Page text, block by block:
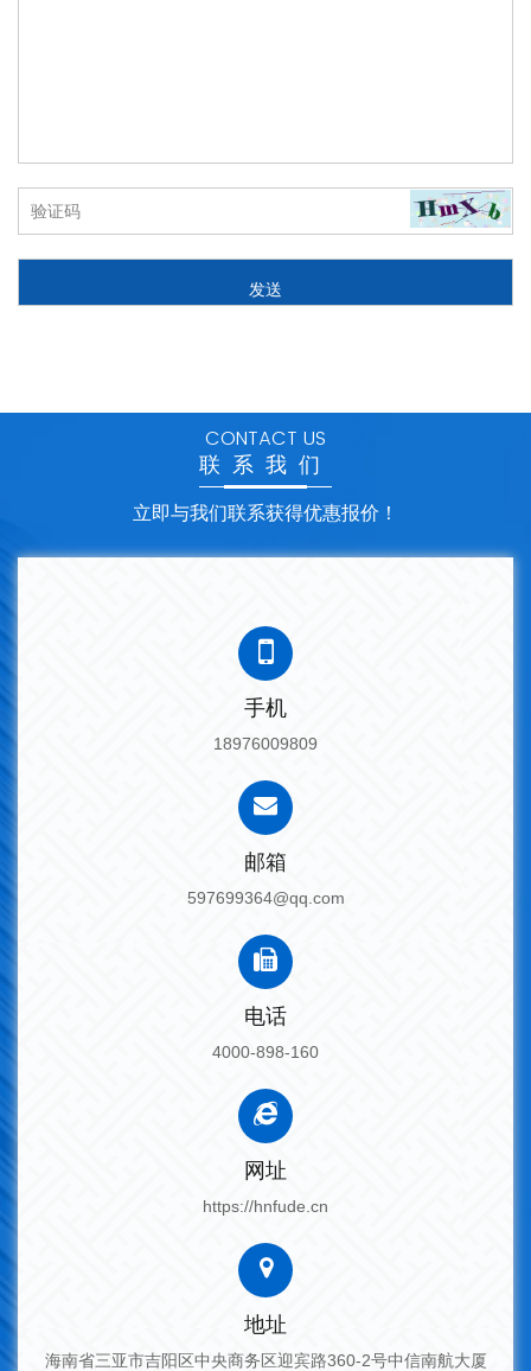
CONTACT US
联系我们
立即与我们联系获得优惠报价！
手机
18976009809
邮箱
597699364@qq.com
电话
4000-898-160
网址
https://hnfude.cn
地址
海南省三亚市吉阳区中央商务区迎宾路360-2号中信南航大厦